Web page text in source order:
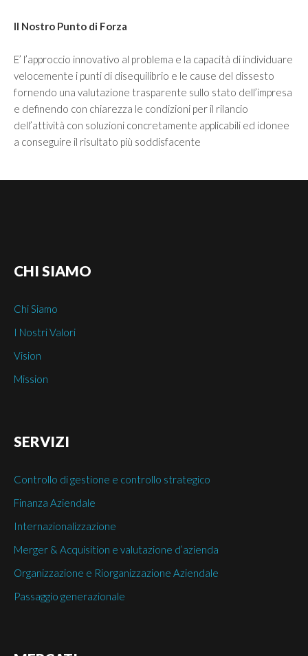
Il Nostro Punto di Forza
E’ l’approccio innovativo al problema e la capacità di individuare
velocemente i punti di disequilibrio e le cause del dissesto
fornendo una valutazione trasparente sullo stato dell’impresa
e definendo con chiarezza le condizioni per il rilancio
dell’attività con soluzioni concretamente applicabili ed idonee
a conseguire il risultato più soddisfacente
CHI SIAMO
Chi Siamo
I Nostri Valori
Vision
Mission
SERVIZI
Controllo di gestione e controllo strategico
Finanza Aziendale
Internazionalizzazione
Merger & Acquisition e valutazione d’azienda
Organizzazione e Riorganizzazione Aziendale
Passaggio generazionale